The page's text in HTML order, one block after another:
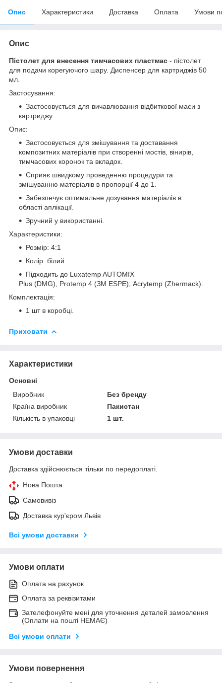
Опис Характеристики Доставка Оплата Умови
Опис
Пістолет для внесення тимчасових пластмас - пістолет
для подачи корегуючого шару. Диспенсер для картриджів 50
мл.
Застосування:
Застосовується для вичавлювання відбиткової маси з
картриджу.
Опис:
Застосовується для змішування та доставання
композитних матеріалів при створенні мостів, вінирів,
тимчасових коронок та вкладок.
Сприяє швидкому проведенню процедури та
змішуванню матеріалів в пропорції 4 до 1.
Забезпечує оптимальне дозування матеріалів в
області аплікації.
Зручний у використанні.
Характеристики:
Розмір: 4:1
Колір: білий.
Підходить до Luxatemp AUTOMIX
Plus (DMG), Protemp 4 (ЗМ ESPE); Acrytemp (Zhermack).
Комплектація:
1 шт в коробці.
Приховати
Характеристики
Основні
Виробник
Без бренду
Країна виробник
Пакистан
Кількість в упаковці
1 шт.
Умови доставки
Доставка здійснюється тільки по передоплаті.
Нова Пошта
Самовивіз
Доставка кур'єром Львів
Всі умови доставки
Умови оплати
Оплата на рахунок
Оплата за реквізитами
Зателефонуйте мені для уточнення деталей замовлення
(Оплати на пошті НЕМАЄ)
Всі умови оплати
Умови повернення